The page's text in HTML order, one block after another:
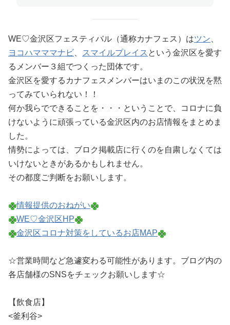
WE♡金沢区フェスティバル（通称カナフェス）はツン
ヨコハマママナビ
スマイルプレイス という金沢区を愛す
るメンバー３組でつくった団体です。
金沢区を愛するカナフェスメンバーはいまのこの状況を黙
ってみていられない！！
何か我らでできることを・・・ということで、コロナに負
けないように頑張っている金沢区内のお店情報をまとめま
した。
情勢によっては、ブロク掲載店に行くのを自粛しなくては
いけないときがあるかもしれません。
その都度ご判断をお願いします。
情報提供のおねがい
WE♡金沢区HP
金沢区コロナ対策をしているお店MAP
☆営業時間など急遽変わる可能性があります。ブログ内の
各店舗様のSNSをチェックお願いします☆
【飲食店】
<釜利谷>